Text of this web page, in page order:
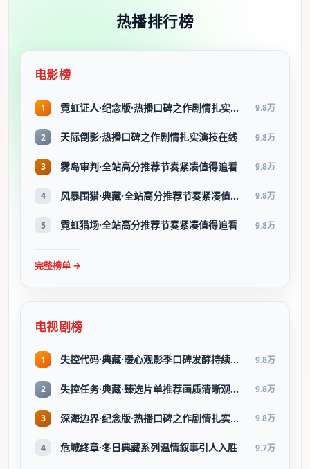
热播排行榜
电影榜
1 霓虹证人·纪念版·热播口碑之作剧情扎实演技在线 9.8万
2 天际倒影·热播口碑之作剧情扎实演技在线 9.8万
3 雾岛审判·全站高分推荐节奏紧凑值得追看 9.8万
4 风暴围猎·典藏·全站高分推荐节奏紧凑值得追看 9.8万
5 霓虹猎场·全站高分推荐节奏紧凑值得追看 9.8万
完整榜单 →
电视剧榜
1 失控代码·典藏·暖心观影季口碑发酵持续升温 9.8万
2 失控任务·典藏·臻选片单推荐画质清晰观看流畅 9.8万
3 深海边界·纪念版·热播口碑之作剧情扎实演技在线 9.8万
4 危城终章·冬日典藏系列温情叙事引人入胜 9.7万